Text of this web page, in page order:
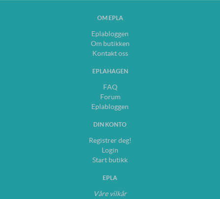
OM EPLA
Eplabloggen
Om butikken
Kontakt oss
EPLAHAGEN
FAQ
Forum
Eplabloggen
DIN KONTO
Registrer deg!
Login
Start butikk
EPLA
Våre vilkår